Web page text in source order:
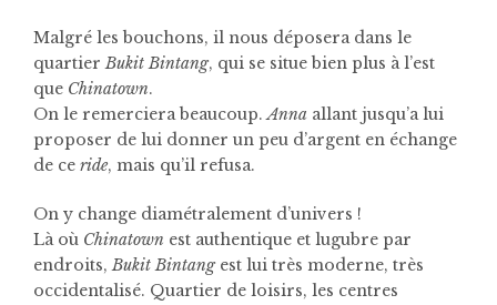
Malgré les bouchons, il nous déposera dans le
quartierBukit Bintang, qui se situe bien plus à l’est
que Chinatown.
On le remerciera beaucoup.Anna allant jusqu’a lui
proposer de lui donner un peu d’argent en échange
de ce ride, mais qu’il refusa.
On y change diamétralement d’univers !
Là où Chinatown est authentique et lugubre par
endroits,Bukit Bintangest lui très moderne, très
occidentalisé. Quartier de loisirs, les centres